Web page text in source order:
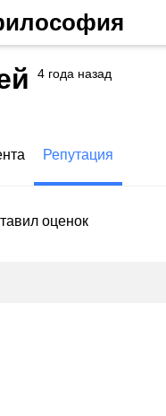
4 года назад
Репутация
оценок